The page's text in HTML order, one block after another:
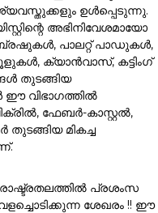
ഉൾപ്പെടുന്നു.
അഭിനിവേശമായോ
പാലറ്റ് പാഡുകൾ,
ക്യാൻവാസ്, കട്ടിംഗ്
തുടങ്ങിയ
വിഭാഗത്തിൽ
ഫേബർ-കാസ്റ്റൽ,
മികച്ച
പ്രശംസ
ശേഖരം !! ഈ